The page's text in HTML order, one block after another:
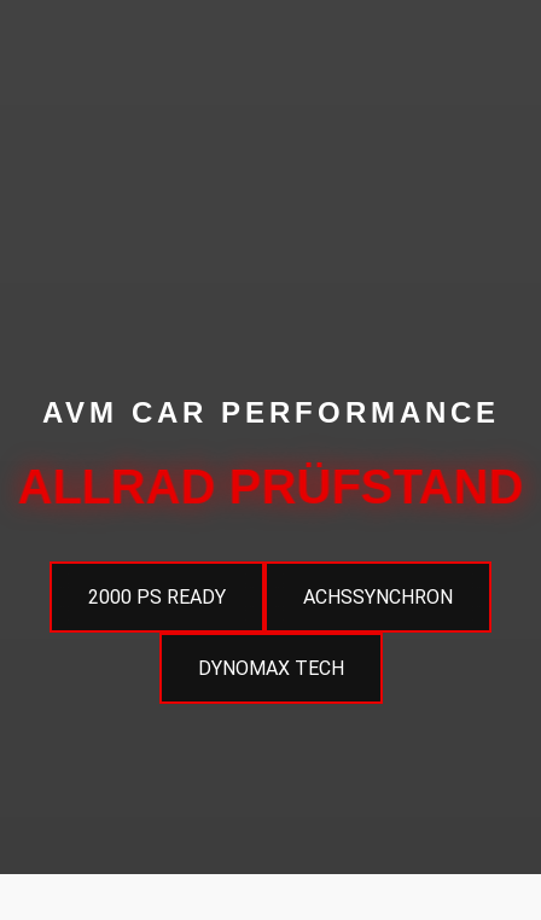
AVM CAR PERFORMANCE
ALLRAD PRÜFSTAND
2000 PS READY ACHSSYNCHRON
DYNOMAX TECH